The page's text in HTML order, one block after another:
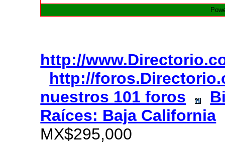
http://
http://
nuestros 101 foros
Raíces: Baja California
MX$295,000